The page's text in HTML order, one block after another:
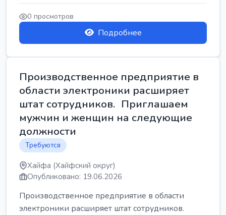
0 просмотров
Подробнее
Производственное предприятие в
области электроники расширяет
штат сотрудников. Приглашаем
мужчин и женщин на следующие
должности
Требуются
Хайфа (Хайфский округ)
Опубликовано: 19.06.2026
Производственное предприятие в области
электроники расширяет штат сотрудников.